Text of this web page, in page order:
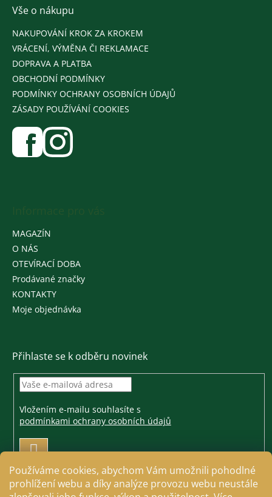
Používáme cookies, abychom Vám umožnili pohodlné
prohlížení webu a díky analýze provozu webu neustále
Vše o nákupu
NAKUPOVÁNÍ KROK ZA KROKEM
VRÁCENÍ, VÝMĚNA ČI REKLAMACE
DOPRAVA A PLATBA
OBCHODNÍ PODMÍNKY
PODMÍNKY OCHRANY OSOBNÍCH ÚDAJŮ
ZÁSADY POUŽÍVÁNÍ COOKIES
MAGAZÍN
O NÁS
OTEVÍRACÍ DOBA
Prodávané značky
KONTAKTY
Moje objednávka
Přihlaste se k odběru novinek
Vložením e-mailu souhlasíte s
podmínkami ochrany osobních údajů
PŘIHLÁSIT